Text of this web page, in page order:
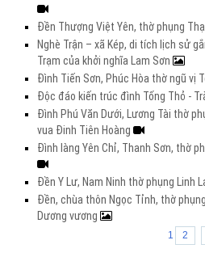
Đền Thượng Việt Yên, thờ phụng
Nghè Trận – xã Kép, di tích lịch sử
Trạm của khởi nghĩa Lam Sơn
Đình Tiến Sơn, Phúc Hòa thờ ngũ vị
Độc đáo kiến trúc đình Tống Thỏ -
Đình Phú Văn Dưới, Lương Tài thờ
vua Đinh Tiên Hoàng
Đình làng Yên Chỉ, Thanh Sơn, thờ
Đền Y Lư, Nam Ninh thờ phụng Linh
Đền, chùa thôn Ngọc Tỉnh, thờ
Dương vương
1 2